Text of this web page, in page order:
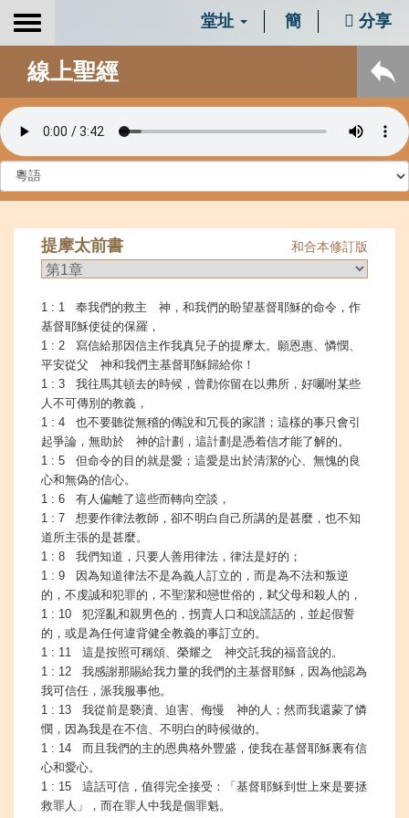
Toggle
堂址 簡 分享
線上聖經
提摩太前書 和合本修訂版
1 : 1 奉我們的救主 神，和我們的盼望基督耶穌的命令，作
基督耶穌使徒的保羅，
1 : 2 寫信給那因信主作我真兒子的提摩太。願恩惠、憐憫、
平安從父 神和我們主基督耶穌歸給你！
1 : 3 我往馬其頓去的時候，曾勸你留在以弗所，好囑咐某些
人不可傳別的教義，
1 : 4 也不要聽從無稽的傳說和冗長的家譜；這樣的事只會引
起爭論，無助於 神的計劃，這計劃是憑着信才能了解的。
1 : 5 但命令的目的就是愛；這愛是出於清潔的心、無愧的良
心和無偽的信心。
1 : 6 有人偏離了這些而轉向空談，
1 : 7 想要作律法教師，卻不明白自己所講的是甚麼，也不知
道所主張的是甚麼。
1 : 8 我們知道，只要人善用律法，律法是好的；
1 : 9 因為知道律法不是為義人訂立的，而是為不法和叛逆
的，不虔誠和犯罪的，不聖潔和戀世俗的，弒父母和殺人的，
1 : 10 犯淫亂和親男色的，拐賣人口和說謊話的，並起假誓
的，或是為任何違背健全教義的事訂立的。
1 : 11 這是按照可稱頌、榮耀之 神交託我的福音說的。
1 : 12 我感謝那賜給我力量的我們的主基督耶穌，因為他認為
我可信任，派我服事他。
1 : 13 我從前是褻瀆、迫害、侮慢 神的人；然而我還蒙了憐
憫，因為我是在不信、不明白的時候做的。
1 : 14 而且我們的主的恩典格外豐盛，使我在基督耶穌裏有信
心和愛心。
1 : 15 這話可信，值得完全接受：「基督耶穌到世上來是要拯
救罪人」，而在罪人中我是個罪魁。